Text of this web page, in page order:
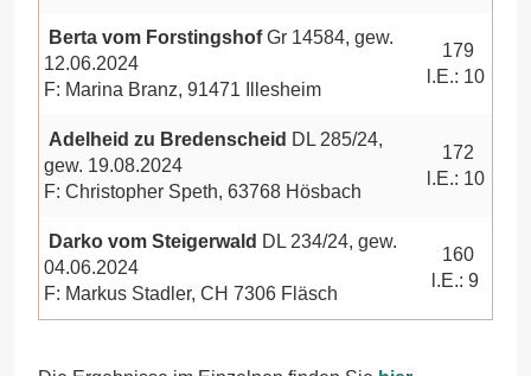
Berta vom ForstingshofGr 14584, gew.
12.06.2024
F: Marina Branz, 91471 Illesheim
179
l.E.: 10
Adelheid zu Bredenscheid DL 285/24,
gew. 19.08.2024
F: Christopher Speth, 63768 Hösbach
172
l.E.: 10
Darko vom Steigerwald DL 234/24, gew.
04.06.2024
F: Markus Stadler, CH 7306 Fläsch
160
l.E.: 9